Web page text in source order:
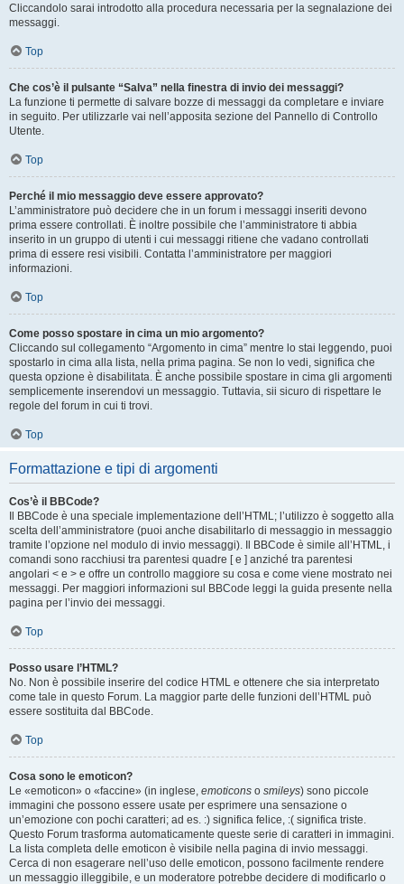
Cliccandolo sarai introdotto alla procedura necessaria per la segnalazione dei
messaggi.
Top
Che cos’è il pulsante “Salva” nella finestra di invio dei messaggi?
La funzione ti permette di salvare bozze di messaggi da completare e inviare
in seguito. Per utilizzarle vai nell’apposita sezione del Pannello di Controllo
Utente.
Top
Perché il mio messaggio deve essere approvato?
L’amministratore può decidere che in un forum i messaggi inseriti devono
prima essere controllati. È inoltre possibile che l’amministratore ti abbia
inserito in un gruppo di utenti i cui messaggi ritiene che vadano controllati
prima di essere resi visibili. Contatta l’amministratore per maggiori
informazioni.
Top
Come posso spostare in cima un mio argomento?
Cliccando sul collegamento “Argomento in cima” mentre lo stai leggendo, puoi
spostarlo in cima alla lista, nella prima pagina. Se non lo vedi, significa che
questa opzione è disabilitata. È anche possibile spostare in cima gli argomenti
semplicemente inserendovi un messaggio. Tuttavia, sii sicuro di rispettare le
regole del forum in cui ti trovi.
Top
Formattazione e tipi di argomenti
Cos’è il BBCode?
Il BBCode è una speciale implementazione dell’HTML; l’utilizzo è soggetto alla
scelta dell’amministratore (puoi anche disabilitarlo di messaggio in messaggio
tramite l’opzione nel modulo di invio messaggi). Il BBCode è simile all’HTML, i
comandi sono racchiusi tra parentesi quadre [ e ] anziché tra parentesi
angolari < e > e offre un controllo maggiore su cosa e come viene mostrato nei
messaggi. Per maggiori informazioni sul BBCode leggi la guida presente nella
pagina per l’invio dei messaggi.
Top
Posso usare l’HTML?
No. Non è possibile inserire del codice HTML e ottenere che sia interpretato
come tale in questo Forum. La maggior parte delle funzioni dell’HTML può
essere sostituita dal BBCode.
Top
Cosa sono le emoticon?
Le «emoticon» o «faccine» (in inglese, emoticons o smileys) sono piccole
immagini che possono essere usate per esprimere una sensazione o
un’emozione con pochi caratteri; ad es. :) significa felice, :( significa triste.
Questo Forum trasforma automaticamente queste serie di caratteri in immagini.
La lista completa delle emoticon è visibile nella pagina di invio messaggi.
Cerca di non esagerare nell’uso delle emoticon, possono facilmente rendere
un messaggio illeggibile, e un moderatore potrebbe decidere di modificarlo o